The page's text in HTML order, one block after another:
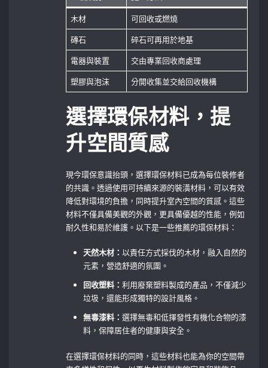
木材
可回收或燃燒
磚石
碎石可再用於地基
電器與裝置
交由專業回收商處理
塑膠與泡沫
分開收集並交給回收機構
選擇環保材料，提
升空間質感
現今環保意識抬頭，選擇環保材料已成為每位裝修者
的共識。透過使用可持續來源的裝潢材料，可以有效
降低對環境的負擔，同時提升室內空間的質感。這些
材料不僅具備美觀的外觀，更具備優越的性能，例如
耐久性和易於維護。以下是一些推薦的環保材料：
天然木材：以責任方式採伐的木材，融入自然的
元素，營造舒適的氛圍。
回收塑料：利用廢棄塑料製成的產品，不僅減少
垃圾，還能形成獨特的設計風格。
無毒漆料：選擇無毒和低揮發性有機化合物的漆
料，保障居住者的健康與安全。
在選擇環保材料的同時，這些材料也能為你的空間帶